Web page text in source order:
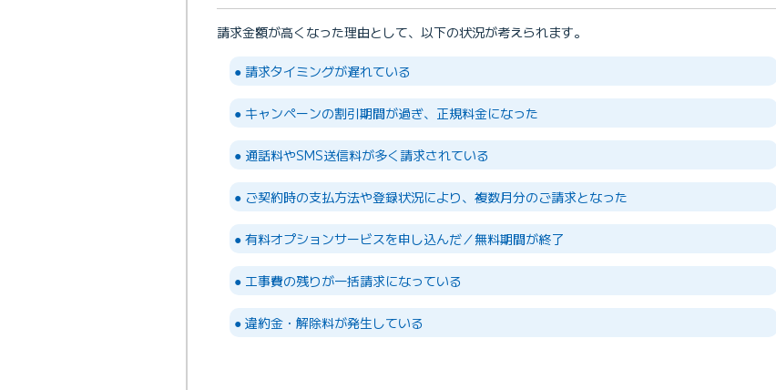
請求金額が高くなった理由として、以下の状況が考えられます。
● 請求タイミングが遅れている
● キャンペーンの割引期間が過ぎ、正規料金になった
● 通話料やSMS送信料が多く請求されている
● ご契約時の支払方法や登録状況により、複数月分のご請求となった
● 有料オプションサービスを申し込んだ／無料期間が終了
● 工事費の残りが一括請求になっている
● 違約金・解除料が発生している